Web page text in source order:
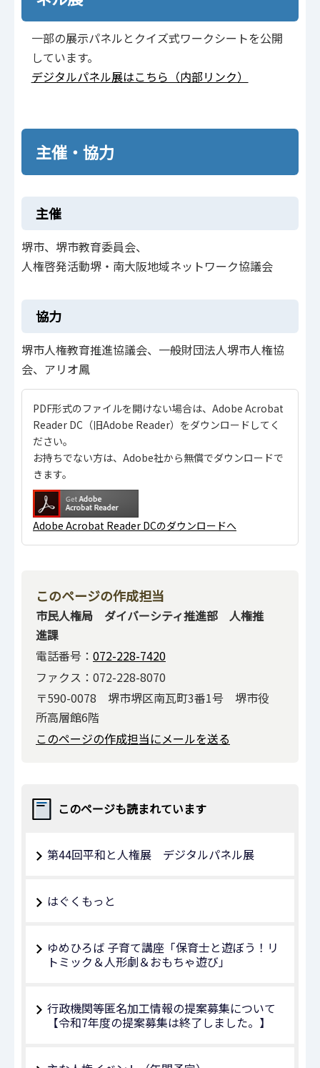
一部の展示パネルとクイズ式ワークシートを公開
しています。
デジタルパネル展はこちら（内部リンク）
主催・協力
主催
堺市、堺市教育委員会、
人権啓発活動堺・南大阪地域ネットワーク協議会
協力
堺市人権教育推進協議会、一般財団法人堺市人権協
会、アリオ鳳
PDF形式のファイルを開けない場合は、Adobe Acrobat
Reader DC（旧Adobe Reader）をダウンロードしてく
ださい。
お持ちでない方は、Adobe社から無償でダウンロードで
きます。
Adobe Acrobat Reader DCのダウンロードへ
このページの作成担当
市民人権局 ダイバーシティ推進部 人権推
進課
電話番号： 072-228-7420
ファクス：072-228-8070
〒590-0078 堺市堺区南瓦町3番1号 堺市役
所高層館6階
このページの作成担当にメールを送る
このページも読まれています
第44回平和と人権展 デジタルパネル展
はぐくもっと
ゆめひろば 子育て講座「保育士と遊ぼう！リ
トミック＆人形劇＆おもちゃ遊び」
行政機関等匿名加工情報の提案募集について
【令和7年度の提案募集は終了しました。】